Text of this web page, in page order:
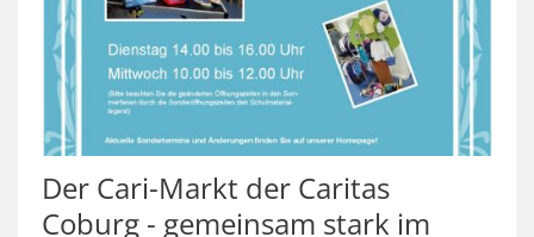
Der Cari-Markt der Caritas
Coburg - gemeinsam stark im